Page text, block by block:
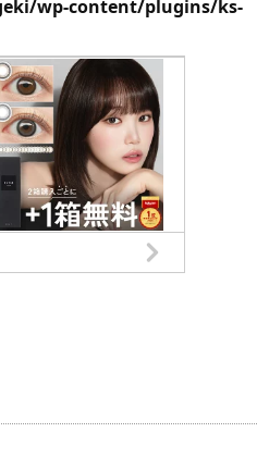
wp-content/plugins/ks-